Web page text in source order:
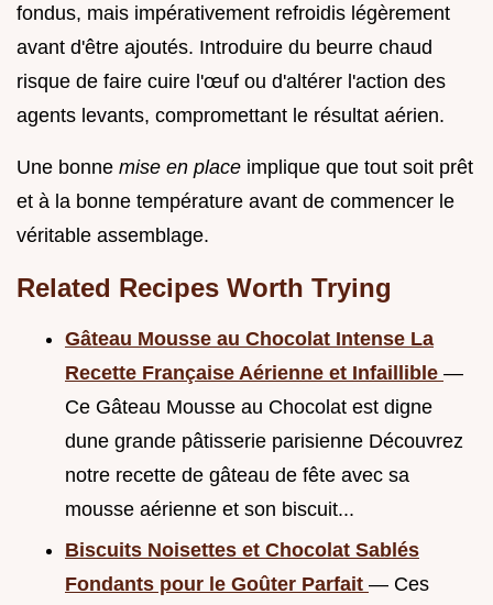
fondus, mais impérativement refroidis légèrement
avant d'être ajoutés. Introduire du beurre chaud
risque de faire cuire l'œuf ou d'altérer l'action des
agents levants, compromettant le résultat aérien.
Une bonne mise en place implique que tout soit prêt
et à la bonne température avant de commencer le
véritable assemblage.
Related Recipes Worth Trying
Gâteau Mousse au Chocolat Intense La
Recette Française Aérienne et Infaillible —
Ce Gâteau Mousse au Chocolat est digne
dune grande pâtisserie parisienne Découvrez
notre recette de gâteau de fête avec sa
mousse aérienne et son biscuit...
Biscuits Noisettes et Chocolat Sablés
Fondants pour le Goûter Parfait — Ces